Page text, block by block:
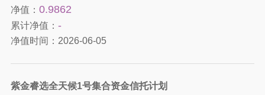
净值： 0.9862
累计净值： -
净值时间： 2026-06-05
紫金睿选全天候1号集合资金信托计划